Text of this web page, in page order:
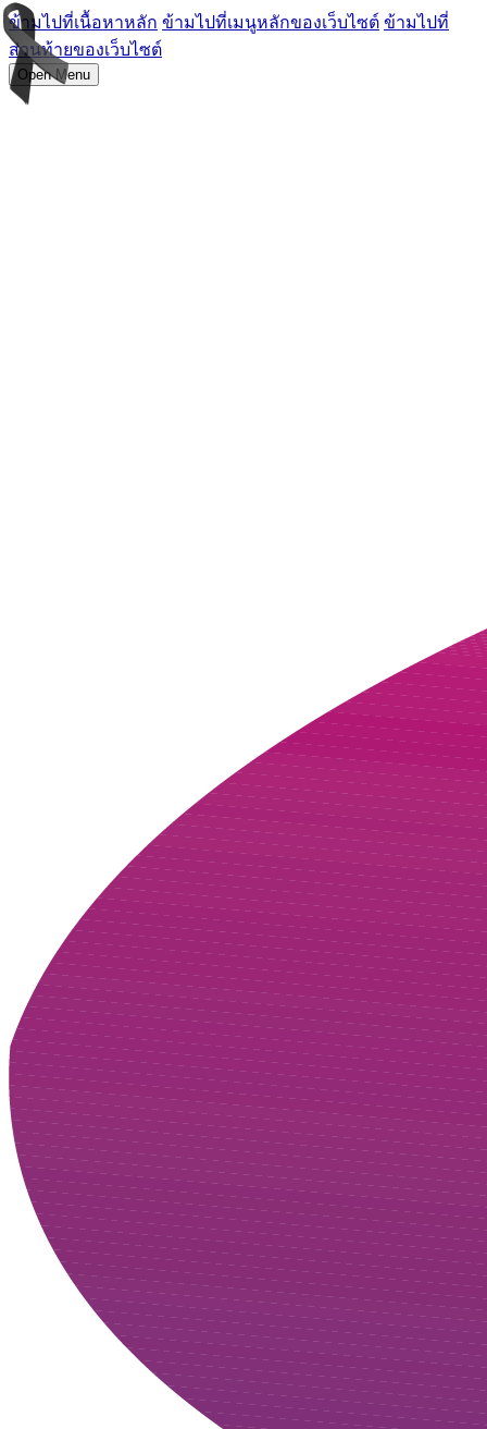
ข้ามไปที่เนื้อหาหลัก ข้ามไปที่เมนูหลักของเว็บไซต์ ข้ามไปที่
ส่วนท้ายของเว็บไซต์
Open Menu